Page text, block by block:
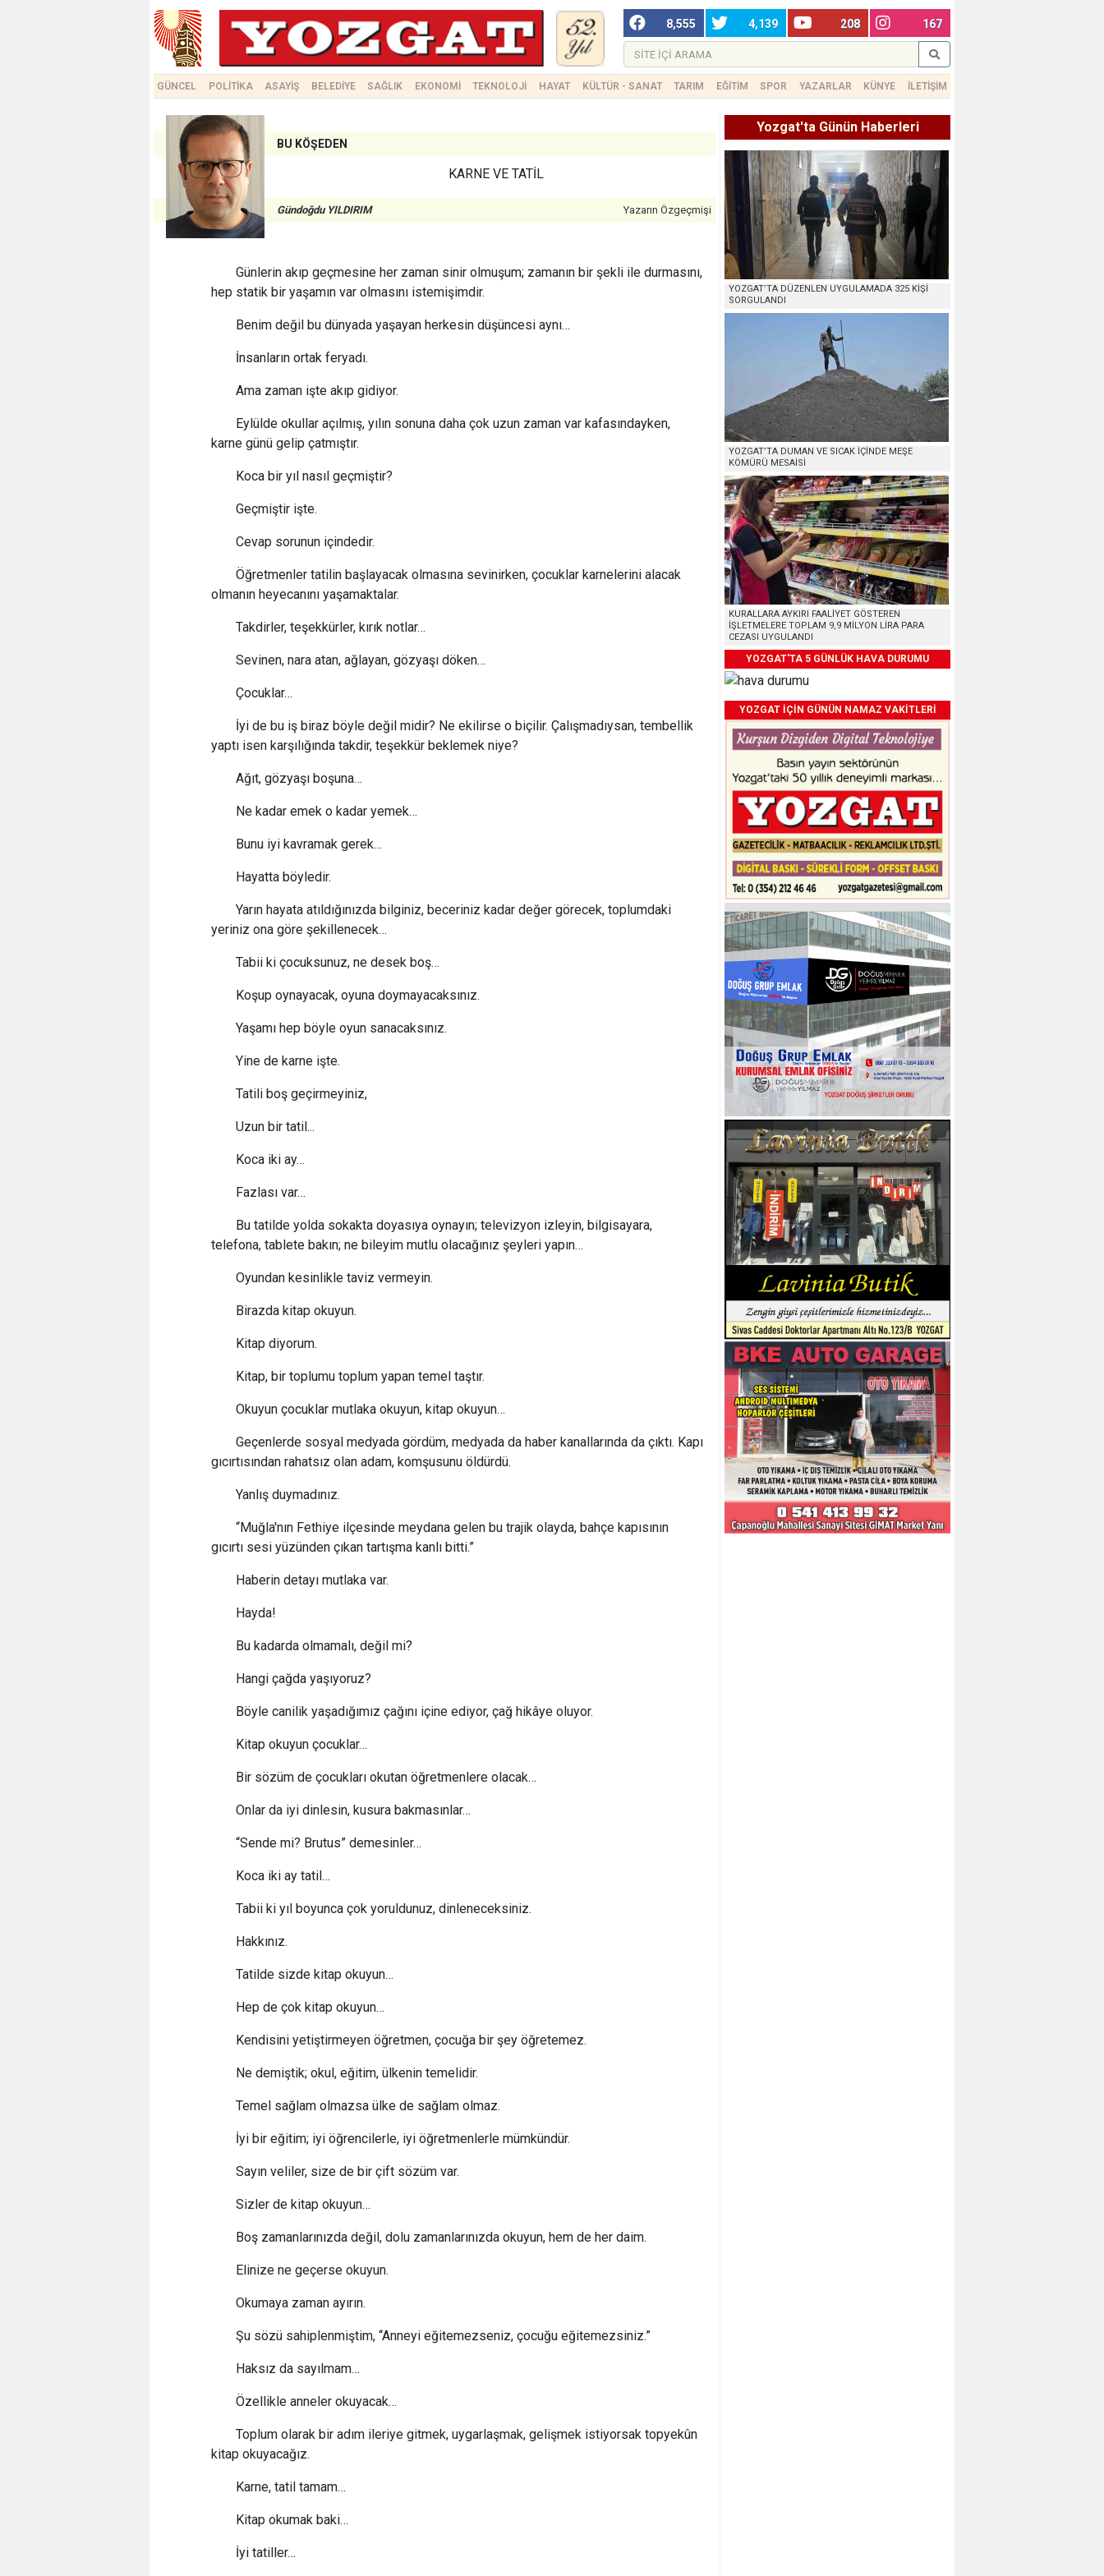
8,555 4,139 208 167
GÜNCEL POLİTİKA ASAYİŞ BELEDİYE SAĞLIK EKONOMİ TEKNOLOJİ HAYAT KÜLTÜR - SANAT TARIM EĞİTİM SPOR YAZARLAR KÜNYE İLETİŞİM
BU KÖŞEDEN
KARNE VE TATİL
Gündoğdu YILDIRIM Yazarın Özgeçmişi
Günlerin akıp geçmesine her zaman sinir olmuşum; zamanın bir şekli ile durmasını,
hep statik bir yaşamın var olmasını istemişimdir.
Benim değil bu dünyada yaşayan herkesin düşüncesi aynı…
İnsanların ortak feryadı.
Ama zaman işte akıp gidiyor.
Eylülde okullar açılmış, yılın sonuna daha çok uzun zaman var kafasındayken,
karne günü gelip çatmıştır.
Koca bir yıl nasıl geçmiştir?
Geçmiştir işte.
Cevap sorunun içindedir.
Öğretmenler tatilin başlayacak olmasına sevinirken, çocuklar karnelerini alacak
olmanın heyecanını yaşamaktalar.
Takdirler, teşekkürler, kırık notlar…
Sevinen, nara atan, ağlayan, gözyaşı döken…
Çocuklar…
İyi de bu iş biraz böyle değil midir? Ne ekilirse o biçilir. Çalışmadıysan, tembellik
yaptı isen karşılığında takdir, teşekkür beklemek niye?
Ağıt, gözyaşı boşuna…
Ne kadar emek o kadar yemek…
Bunu iyi kavramak gerek…
Hayatta böyledir.
Yarın hayata atıldığınızda bilginiz, beceriniz kadar değer görecek, toplumdaki
yeriniz ona göre şekillenecek…
Tabii ki çocuksunuz, ne desek boş…
Koşup oynayacak, oyuna doymayacaksınız.
Yaşamı hep böyle oyun sanacaksınız.
Yine de karne işte.
Tatili boş geçirmeyiniz,
Uzun bir tatil...
Koca iki ay…
Fazlası var…
Bu tatilde yolda sokakta doyasıya oynayın; televizyon izleyin, bilgisayara,
telefona, tablete bakın; ne bileyim mutlu olacağınız şeyleri yapın…
Oyundan kesinlikle taviz vermeyin.
Birazda kitap okuyun.
Kitap diyorum.
Kitap, bir toplumu toplum yapan temel taştır.
Okuyun çocuklar mutlaka okuyun, kitap okuyun…
Geçenlerde sosyal medyada gördüm, medyada da haber kanallarında da çıktı. Kapı
gıcırtısından rahatsız olan adam, komşusunu öldürdü.
Yanlış duymadınız.
“Muğla'nın Fethiye ilçesinde meydana gelen bu trajik olayda, bahçe kapısının
gıcırtı sesi yüzünden çıkan tartışma kanlı bitti.”
Haberin detayı mutlaka var.
Hayda!
Bu kadarda olmamalı, değil mi?
Hangi çağda yaşıyoruz?
Böyle canilik yaşadığımız çağını içine ediyor, çağ hikâye oluyor.
Kitap okuyun çocuklar…
Bir sözüm de çocukları okutan öğretmenlere olacak…
Onlar da iyi dinlesin, kusura bakmasınlar…
“Sende mi? Brutus” demesinler…
Koca iki ay tatil…
Tabii ki yıl boyunca çok yoruldunuz, dinleneceksiniz.
Hakkınız.
Tatilde sizde kitap okuyun…
Hep de çok kitap okuyun…
Kendisini yetiştirmeyen öğretmen, çocuğa bir şey öğretemez.
Ne demiştik; okul, eğitim, ülkenin temelidir.
Temel sağlam olmazsa ülke de sağlam olmaz.
İyi bir eğitim; iyi öğrencilerle, iyi öğretmenlerle mümkündür.
Sayın veliler, size de bir çift sözüm var.
Sizler de kitap okuyun…
Boş zamanlarınızda değil, dolu zamanlarınızda okuyun, hem de her daim.
Elinize ne geçerse okuyun.
Okumaya zaman ayırın.
Şu sözü sahiplenmiştim, “Anneyi eğitemezseniz, çocuğu eğitemezsiniz.”
Haksız da sayılmam…
Özellikle anneler okuyacak…
Toplum olarak bir adım ileriye gitmek, uygarlaşmak, gelişmek istiyorsak topyekûn
kitap okuyacağız.
Karne, tatil tamam…
Kitap okumak baki…
İyi tatiller…
Yozgat'ta Günün Haberleri
YOZGAT’TA DÜZENLEN UYGULAMADA 325 KİŞİ
SORGULANDI
YOZGAT’TA DUMAN VE SICAK İÇİNDE MEŞE
KÖMÜRÜ MESAİSİ
KURALLARA AYKIRI FAALİYET GÖSTEREN
İŞLETMELERE TOPLAM 9,9 MİLYON LİRA PARA
CEZASI UYGULANDI
YOZGAT'TA 5 GÜNLÜK HAVA DURUMU
YOZGAT İÇİN GÜNÜN NAMAZ VAKİTLERİ